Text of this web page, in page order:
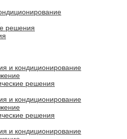
решения
и кондиционирование
решения
и кондиционирование
решения
и кондиционирование